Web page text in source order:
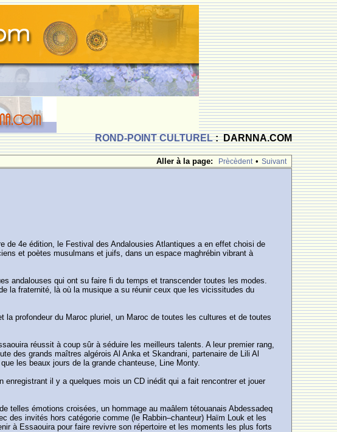
ROND-POINT CULTUREL: DARNNA.COM
Aller à la page:
Prècèdent • Suivant
de 4e édition, le Festival des Andalousies Atlantiques a en effet choisi de
et poètes musulmans et juifs, dans un espace maghrébin vibrant à
andalouses qui ont su faire fi du temps et transcender toutes les modes.
la fraternité, là où la musique a su réunir ceux que les vicissitudes du
profondeur du Maroc pluriel, un Maroc de toutes les cultures et de toutes
réussit à coup sûr à séduire les meilleurs talents. A leur premier rang,
des grands maîtres algérois Al Anka et Skandrani, partenaire de Lili Al
les beaux jours de la grande chanteuse, Line Monty.
il y a quelques mois un CD inédit qui a fait rencontrer et jouer
telles émotions croisées, un hommage au maâlem tétouanais Abdessadeq
des invités hors catégorie comme (le Rabbin–chanteur) Haïm Louk et les
à Essaouira pour faire revivre son répertoire et les moments les plus forts